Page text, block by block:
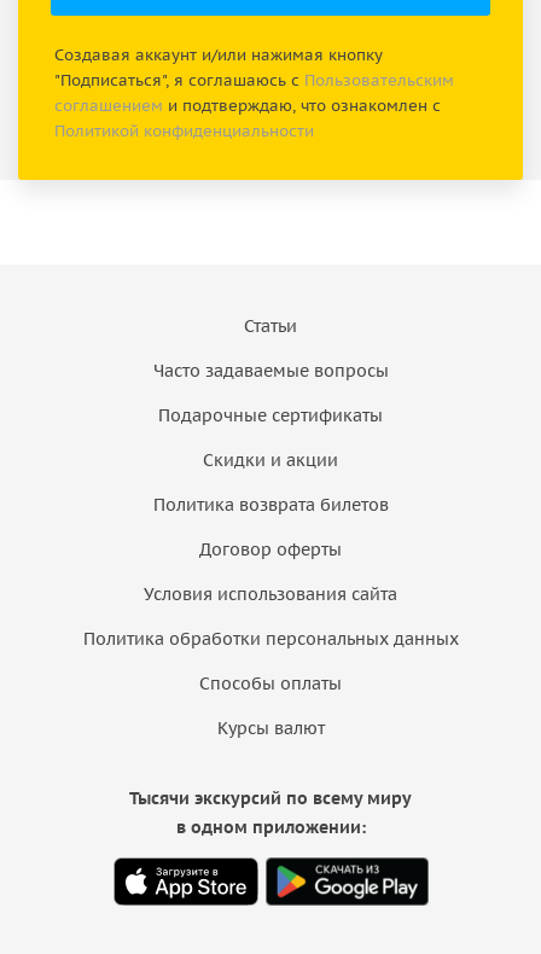
Создавая аккаунт и/или нажимая кнопку
"Подписаться", я соглашаюсь с Пользовательским
соглашением и подтверждаю, что ознакомлен с
Политикой конфиденциальности
Статьи
Часто задаваемые вопросы
Подарочные сертификаты
Скидки и акции
Политика возврата билетов
Договор оферты
Условия использования сайта
Политика обработки персональных данных
Способы оплаты
Курсы валют
Тысячи экскурсий по всему миру
в одном приложении: